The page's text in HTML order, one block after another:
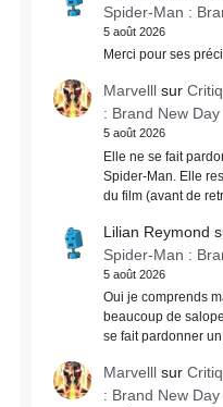
Spider-Man :
5 août 2026
Merci pour ses
Marvelllsur
: Brand New Day
5 août 2026
Elle ne se fait
Spider-Man. Elle
du film (avant de
Lilian Reymond
Spider-Man :
5 août 2026
Oui je comprends
beaucoup de
se fait pardonner
Marvelllsur
: Brand New Day